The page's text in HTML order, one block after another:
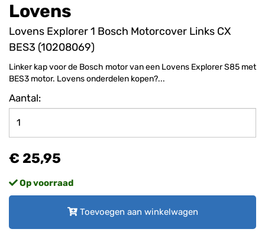
Lovens
Lovens Explorer 1 Bosch Motorcover Links CX
BES3 (10208069)
Linker kap voor de Bosch motor van een Lovens Explorer S85 met
BES3 motor. Lovens onderdelen kopen?...
Aantal:
€ 25,95
Op voorraad
Toevoegen aan winkelwagen